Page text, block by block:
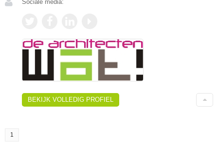
Sociale media:
BEKIJK VOLLEDIG PROFIEL
1